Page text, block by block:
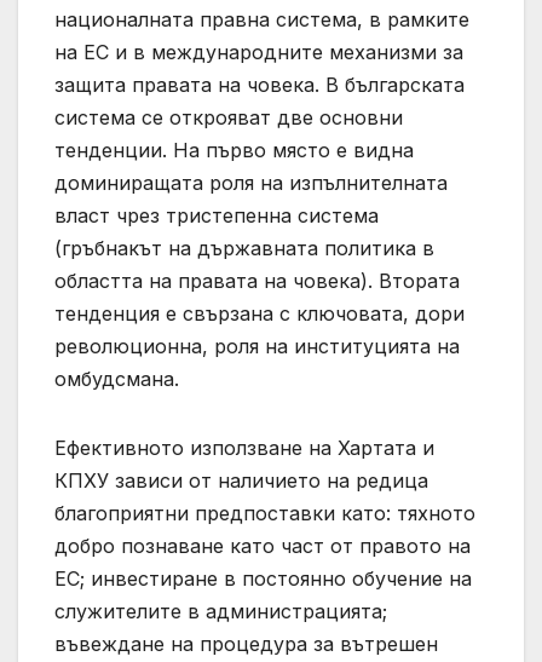
националната правна система, в рамките
на ЕС и в международните механизми за
защита правата на човека. В българската
система се открояват две основни
тенденции. На първо място е видна
доминиращата роля на изпълнителната
власт чрез тристепенна система
(гръбнакът на държавната политика в
областта на правата на човека). Втората
тенденция е свързана с ключовата, дори
революционна, роля на институцията на
омбудсмана.
Ефективното използване на Хартата и
КПХУ зависи от наличието на редица
благоприятни предпоставки като: тяхното
добро познаване като част от правото на
ЕС; инвестиране в постоянно обучение на
служителите в администрацията;
въвеждане на процедура за вътрешен